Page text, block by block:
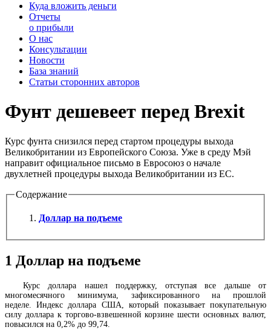
Куда вложить деньги
Отчеты
о прибыли
О нас
Консультации
Новости
База знаний
Статьи сторонних авторов
Фунт дешевеет перед Brexit
Курс фунта снизился перед стартом процедуры выхода
Великобритании из Европейского Союза. Уже в среду Мэй
направит официальное письмо в Евросоюз о начале
двухлетней процедуры выхода Великобритании из ЕС.
Содержание
Доллар на подъеме
1 Доллар на подъеме
Курс доллара нашел поддержку, отступая все дальше от
многомесячного минимума, зафиксированного на прошлой
неделе.Индекс доллара США, который показывает покупательную
силу доллара к торгово-взвешенной корзине шести основных валют,
повысился на 0,2% до 99,74.